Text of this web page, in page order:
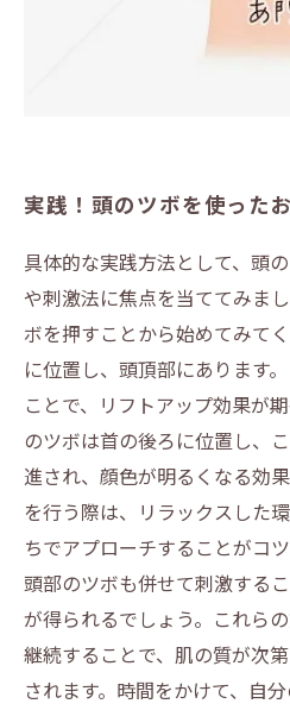
実践！頭のツボを使った
具体的な実践方法として、頭
や刺激法に焦点を当ててみま
ボを押すことから始めてみて
に位置し、頭頂部にあります
ことで、リフトアップ効果が
のツボは首の後ろに位置し、
進され、顔色が明るくなる効
を行う際は、リラックスした
ちでアプローチすることがコ
頭部のツボも併せて刺激する
が得られるでしょう。これら
継続することで、肌の質が次
されます。時間をかけて、自